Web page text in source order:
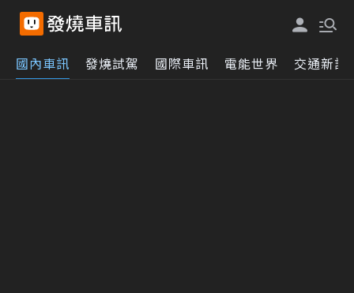
國內車訊 發燒試駕 國際車訊 電能世界 交通新訊